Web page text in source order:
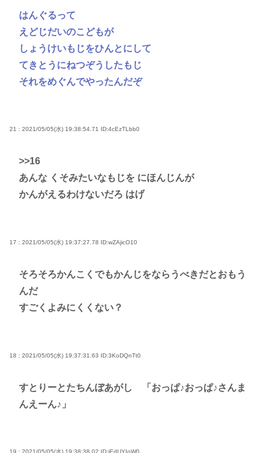
はんぐるって
えどじだいのこどもが
しょうけいもじをひんとにして
てきとうにねつぞうしたもじ
それをめぐんでやったんだぞ
21 : 2021/05/05(水) 19:38:54.71 ID:4cEzTLbb0
>>16
あんな くそみたいなもじを にほんじんが
かんがえるわけないだろ はげ
17 : 2021/05/05(水) 19:37:27.78 ID:wZAjicO10
そろそろかんこくでもかんじをならうべきだとおもう
んだ
すごくよみにくくない？
18 : 2021/05/05(水) 19:37:31.63 ID:3KoDQnTt0
すとりーとたちんぼあがし 「おっぱ♪おっぱ♪さんま
んえーん♪」
19 : 2021/05/05(水) 19:38:38.02 ID:jEdUYIoW0